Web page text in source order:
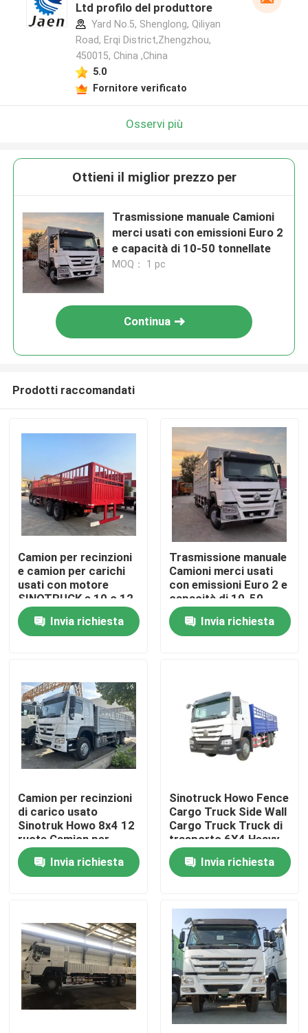
Casa
Video
Circa noi
Giro della fabbrica
Controllo di qualità
Richieda una citazione
Autocarri con cassone ribaltabile usati
Ltd profilo del produttore
Yard No.5, Shenglong, Qiliyan
Road, Erqi District,Zhengzhou,
450015, China ,China
5.0
Fornitore verificato
Osservi più
Ottieni il miglior prezzo per
Trasmissione manuale Camioni
merci usati con emissioni Euro 2
e capacità di 10-50 tonnellate
MOQ： 1 pc
Continua
Prodotti raccomandati
Camion per recinzioni
e camion per carichi
usati con motore
SINOTRUCK e 10 o 12
ruote
Invia richiesta
Trasmissione manuale
Camioni merci usati
con emissioni Euro 2 e
capacità di 10-50
tonnellate
Invia richiesta
Camion per recinzioni
di carico usato
Sinotruk Howo 8x4 12
ruote Camion per
carico Camion per
caricoInvia richiesta
Sinotruck Howo Fence
Cargo Truck Side Wall
Cargo Truck Truck di
trasporto 6X4 Heavy
Duty 380hp Stake
Invia richiesta